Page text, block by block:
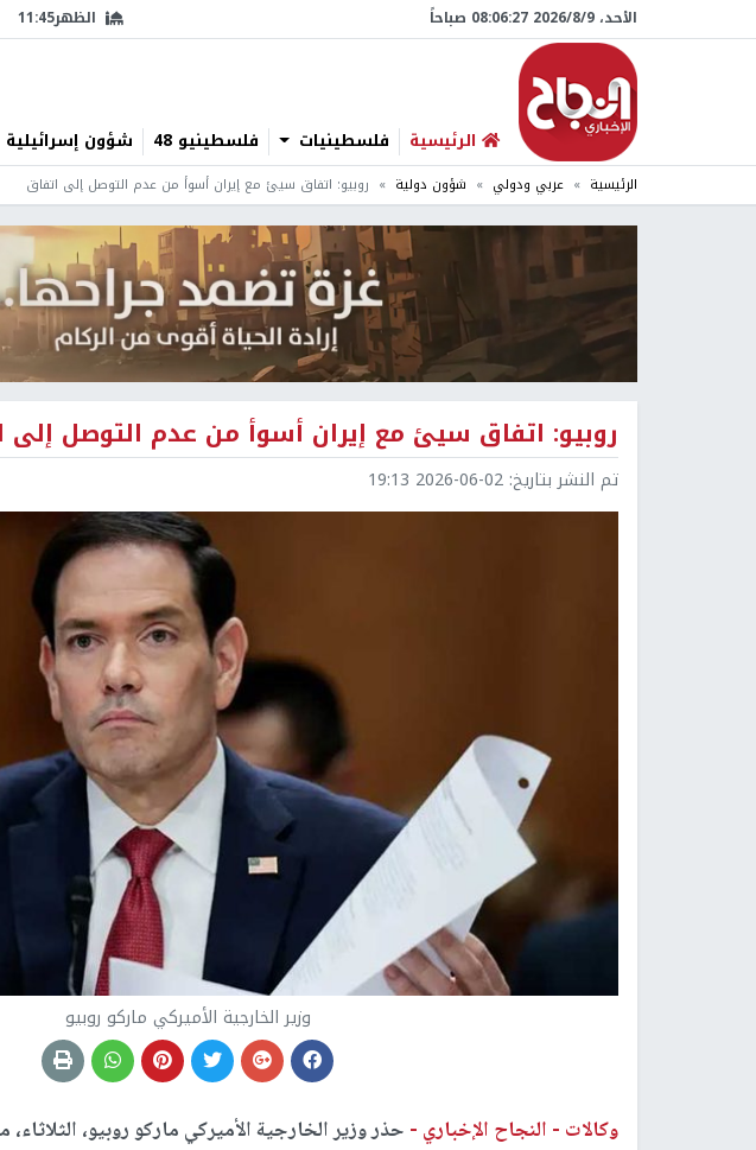
الأحد، 9/‏8/‏2026 08:06:28 صباحاً الظهر11:45
الرئيسية فلسطينيات فلسطينيو 48 شؤون إسرائيلية
الرئيسية عربي ودولي شؤون دولية روبيو: اتفاق سيئ مع إيران أسوأ من عدم التوصل إلى اتفاق
روبيو: اتفاق سيئ مع إيران أسوأ من عدم التوصل إلى
تم النشر بتاريخ: 2026-06-02 19:13
وزير الخارجية الأميركي ماركو روبيو
وكالات - النجاح الإخباري - حذر وزير الخارجية الأميركي ماركو روبيو،